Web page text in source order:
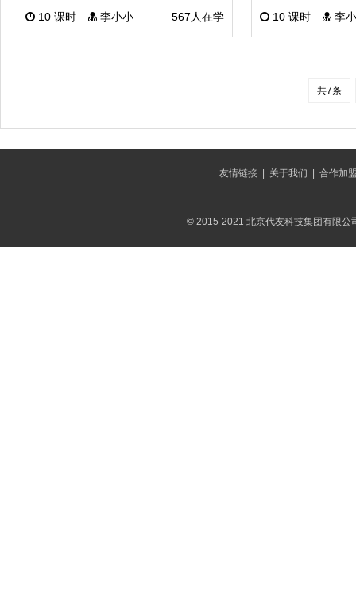
10 课时 李小小 567人在学 10 课时 李
共7条
友情链接| 关于我们 合作加
© 2015-2021 北京代友科技集团有限